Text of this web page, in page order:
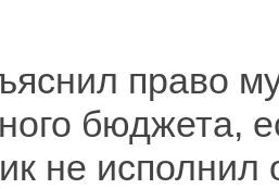
право
бюджета,
не исполнил